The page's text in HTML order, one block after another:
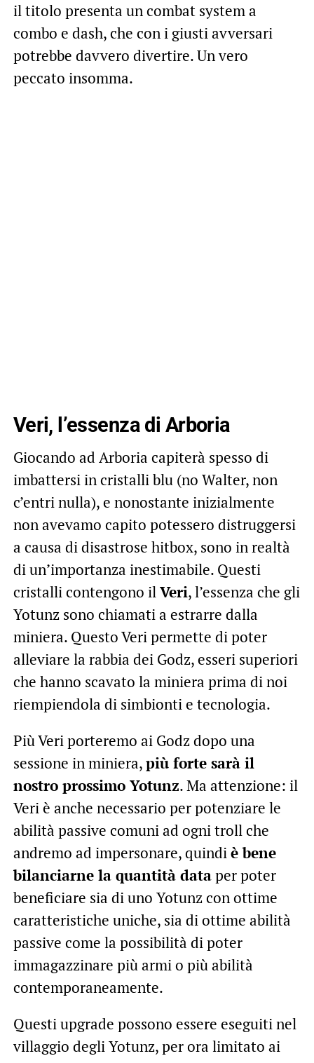
il titolo presenta un combat system a
combo e dash, che con i giusti avversari
potrebbe davvero divertire. Un vero
peccato insomma.
Veri, l’essenza di Arboria
Giocando ad Arboria capiterà spesso di
imbattersi in cristalli blu (no Walter, non
c’entri nulla), e nonostante inizialmente
non avevamo capito potessero distruggersi
a causa di disastrose hitbox, sono in realtà
di un’importanza inestimabile. Questi
cristalli contengono ilVeri, l’essenza che gli
Yotunz sono chiamati a estrarre dalla
miniera. Questo Veri permette di poter
alleviare la rabbia dei Godz, esseri superiori
che hanno scavato la miniera prima di noi
riempiendola di simbionti e tecnologia.
Più Veri porteremo ai Godz dopo una
sessione in miniera,più forte sarà il
nostro prossimo Yotunz. Ma attenzione: il
Veri è anche necessario per potenziare le
abilità passive comuni ad ogni troll che
andremo ad impersonare, quindiè bene
bilanciarne la quantità dataper poter
beneficiare sia di uno Yotunz con ottime
caratteristiche uniche, sia di ottime abilità
passive come la possibilità di poter
immagazzinare più armi o più abilità
contemporaneamente.
Questi upgrade possono essere eseguiti nel
villaggio degli Yotunz, per ora limitato ai